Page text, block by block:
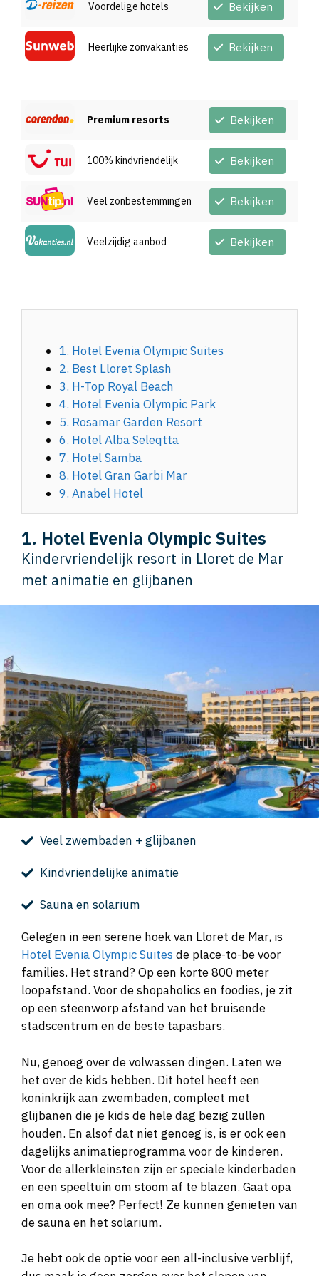
Voordelige hotels Bekijken
Heerlijke zonvakanties Bekijken
Premium resorts Bekijken
100% kindvriendelijk Bekijken
Veel zonbestemmingen Bekijken
Veelzijdig aanbod Bekijken
1. Hotel Evenia Olympic Suites
2. Best Lloret Splash
3. H-Top Royal Beach
4. Hotel Evenia Olympic Park
5. Rosamar Garden Resort
6. Hotel Alba Seleqtta
7. Hotel Samba
8. Hotel Gran Garbi Mar
9. Anabel Hotel
1. Hotel Evenia Olympic Suites
Kindervriendelijk resort in Lloret de Mar
met animatie en glijbanen
Veel zwembaden + glijbanen
Kindvriendelijke animatie
Sauna en solarium
Gelegen in een serene hoek van Lloret de Mar, is
Hotel Evenia Olympic Suites de place-to-be voor
families. Het strand? Op een korte 800 meter
loopafstand. Voor de shopaholics en foodies, je zit
op een steenworp afstand van het bruisende
stadscentrum en de beste tapasbars.
Nu, genoeg over de volwassen dingen. Laten we
het over de kids hebben. Dit hotel heeft een
koninkrijk aan zwembaden, compleet met
glijbanen die je kids de hele dag bezig zullen
houden. En alsof dat niet genoeg is, is er ook een
dagelijks animatieprogramma voor de kinderen.
Voor de allerkleinsten zijn er speciale kinderbaden
en een speeltuin om stoom af te blazen. Gaat opa
en oma ook mee? Perfect! Ze kunnen genieten van
de sauna en het solarium.
Je hebt ook de optie voor een all-inclusive verblijf,